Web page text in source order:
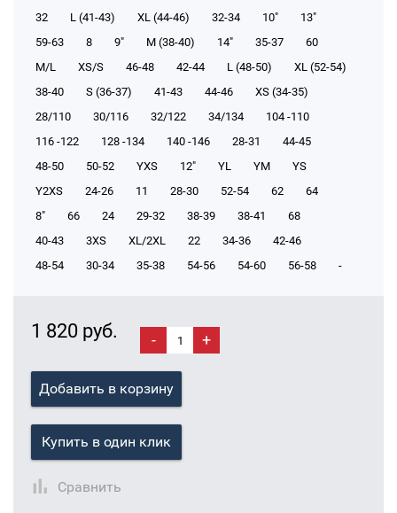
32
L (41-43) XL (44-46) 32-34 10"
13"
59-63
8 9" M (38-40) 14" 35-37
60
M/L
XS/S 46-48 42-44 L (48-50)
XL (52-54)
38-40
S (36-37) 41-43 44-46
XS (34-35)
28/110
30/116 32/122 34/134
104 -110
116 -122
128 -134 140 -146 28-31
44-45
48-50
50-52 YXS 12" YL YM
YS
Y2XS
24-26 11 28-30 52-54 62
64
8"
66 24 29-32 38-39 38-41
68
40-43
3XS XL/2XL 22 34-36
42-46
48-54
30-34 35-38 54-56 54-60 56-58 -
1 820 руб. - +
Добавить в корзину
Купить в один клик
Сравнить